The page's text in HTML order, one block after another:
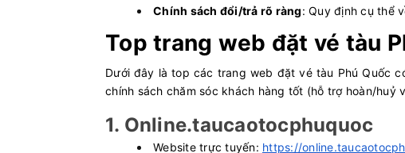
Chính sách đổi/trả rõ ràng: Quy định cụ thể
Top trang web đặt vé tàu
Dưới đây là top các trang web đặt vé tàu Phú Quốc
chính sách chăm sóc khách hàng tốt (hỗ trợ hoàn/huỷ
1. Online.taucaotocphuquoc
Website trực tuyến: https://